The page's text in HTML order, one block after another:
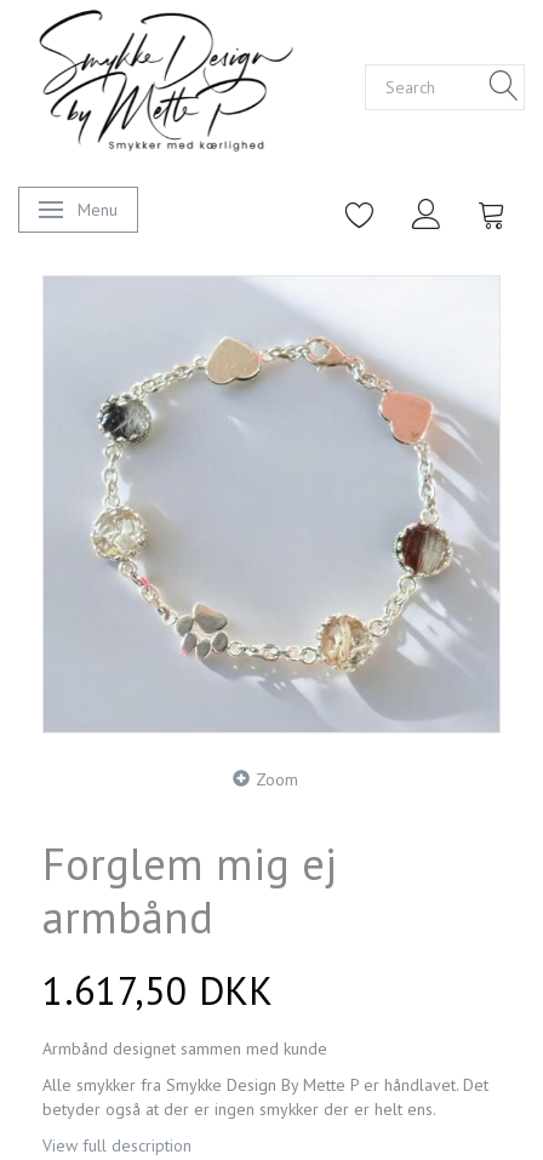
Toggle navigation
Menu
Zoom
Forglem mig ej
armbånd
1.617,50 DKK
Armbånd designet sammen med kunde
Alle smykker fra Smykke Design By Mette P er håndlavet. Det
betyder også at der er ingen smykker der er helt ens.
View full description